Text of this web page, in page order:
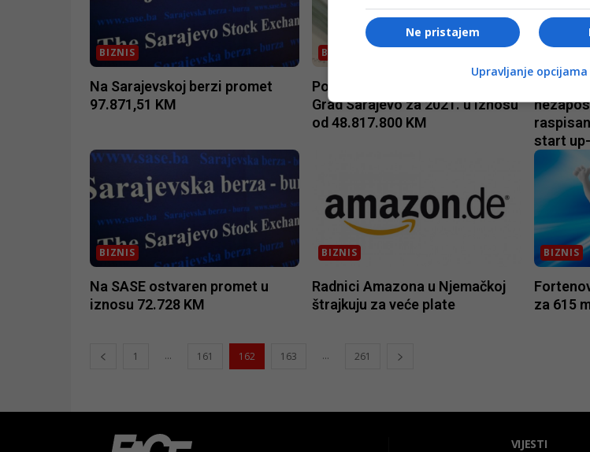
BIZNIS
Na Sarajevskoj berzi promet
97.871,51 KM
BIZNIS
Podržan budžet Općine Novi
Grad Sarajevo za 2021. u iznosu
od 48.817.800 KM
start
BIZNIS
Na SASE ostvaren promet u
iznosu 72.728 KM
BIZNIS
Radnici Amazona u Njemačkoj
štrajkuju za veće plate
BIZNIS
za 615
1 ... 161 162 163 ... 261
VIJESTI
Ne pristajem
Upravljanje opcijama